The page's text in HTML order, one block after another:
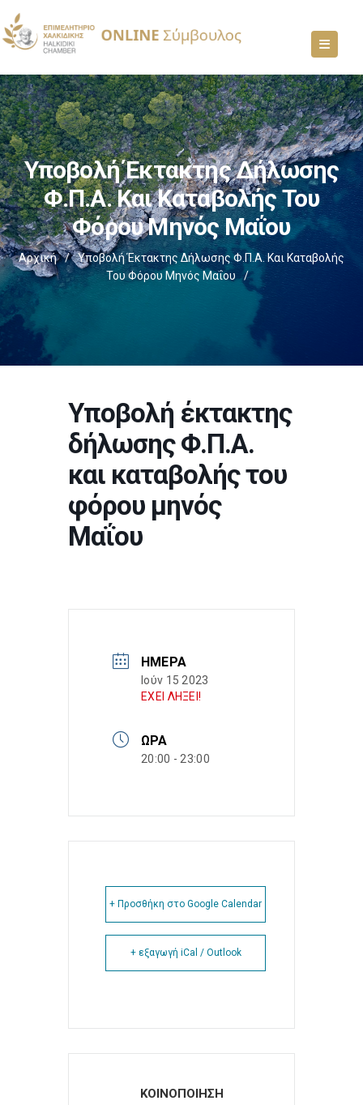
Υποβολή Έκτακτης Δήλωσης
Φ.Π.Α. Και Καταβολής Του
Φόρου Μηνός Μαΐου
Αρχική /
Υποβολή Έκτακτης Δήλωσης Φ.Π.Α. Και Καταβολής
Του Φόρου Μηνός Μαΐου
/
Υποβολή έκτακτης
δήλωσης Φ.Π.Α.
και καταβολής του
φόρου μηνός
Μαΐου
ΗΜΈΡΑ
Ιούν 15 2023
ΕΧΕΙ ΛΗΞΕΙ!
ΏΡΑ
20:00 - 23:00
+ Προσθήκη στο Google Calendar
+ εξαγωγή iCal / Outlook
ΚΟΙΝΟΠΟΙΗΣΗ